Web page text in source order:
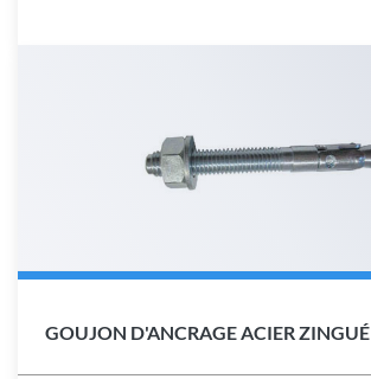
GOUJON D'ANCRAGE ACIER ZINGUÉ